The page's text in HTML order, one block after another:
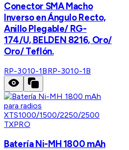
Conector SMA Macho
Inverso en Ángulo Recto,
Anillo Plegable/ RG-
174/U, BELDEN 8216, Oro/
Oro/ Teflón.
RP-3010-1BRP-3010-1B
TXPRO
Batería Ni-MH 1800 mAh